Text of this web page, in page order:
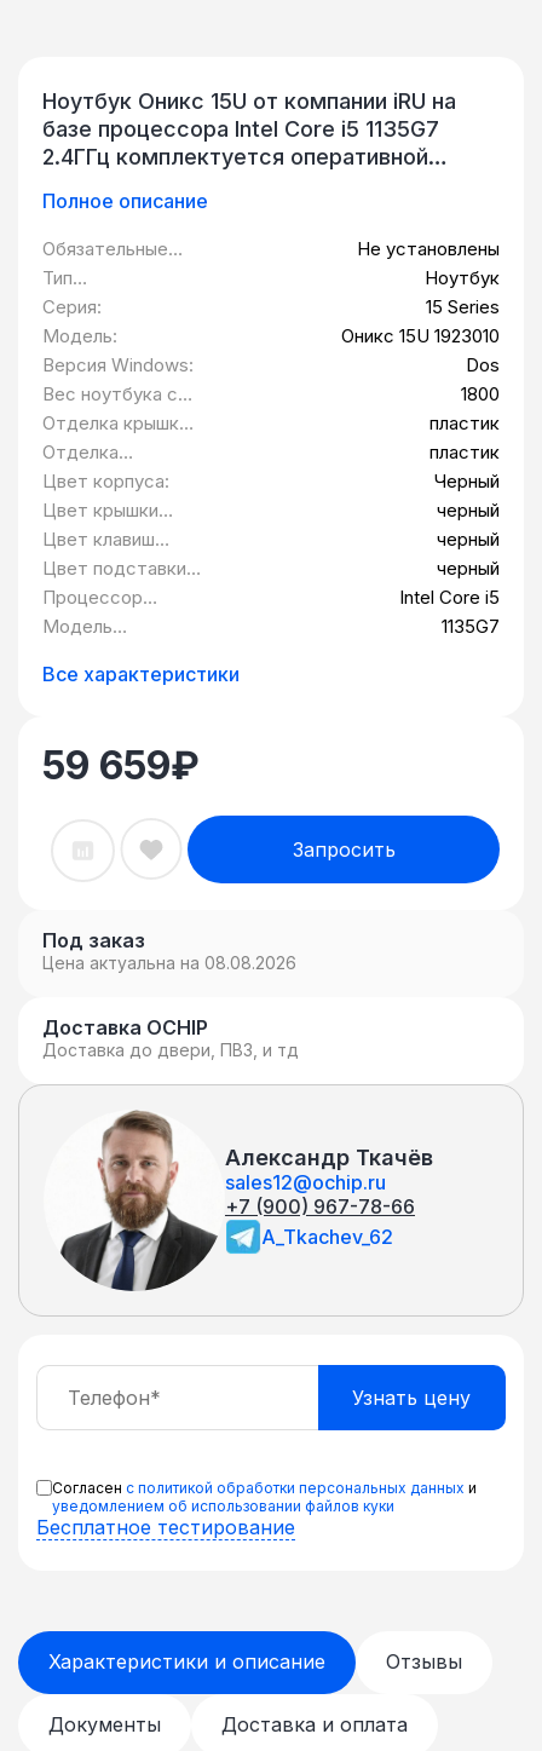
Ноутбук Оникс 15U от компании iRU на
базе процессора Intel Core i5 1135G7
2.4ГГц комплектуется оперативной
ГБ.
Полное описание
Обязательные
программы
предустановлены
:
Не установлены
Тип
оборудования:
Ноутбук
Серия:
15 Series
Модель:
Оникс 15U 1923010
Версия Windows:
Dos
Вес ноутбука с
аккумулятором,
грамм:
1800
Отделка крышки
ноутбука:
пластик
Отделка
подставки под
запястья:
пластик
Цвет корпуса:
Черный
Цвет крышки
ноутбука:
черный
Цвет клавиш
ноутбука:
черный
Цвет подставки
под запястья:
черный
Процессор
ноутбука:
Intel Core i5
Модель
1135G7
Все характеристики
59 659₽
Запросить
Под заказ
Цена актуальна на 08.08.2026
Доставка OCHIP
Доставка до двери, ПВЗ, и тд
Александр Ткачёв
sales12@ochip.ru
+7 (900) 967-78-66
A_Tkachev_62
Согласен с политикой обработки персональных данных и
уведомлением об использовании файлов куки
Бесплатное тестирование
Характеристики и описание Отзывы
Документы Доставка и оплата